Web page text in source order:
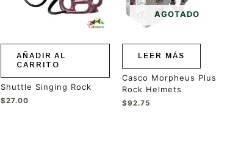
AÑADIR AL
CARRITO
Shuttle Singing Rock
$27.00
AGOTADO
LEER MÁS
Casco Morpheus Plus
Rock Helmets
$92.75